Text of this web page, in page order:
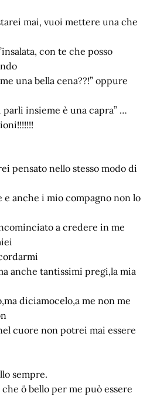
mai, vuoi mettere una che
con te che posso
una bella cena??!” oppure
parli insieme è una capra” …
pensato nello stesso modo di
anche i mio compagno non lo
a credere in me
anche tantissimi pregi,la mia
diciamocelo,a me non me
cuore non potrei mai essere
sempre.
ö bello per me può essere